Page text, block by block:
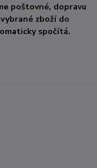
poštovné, dopravu
zboží do
spočítá.